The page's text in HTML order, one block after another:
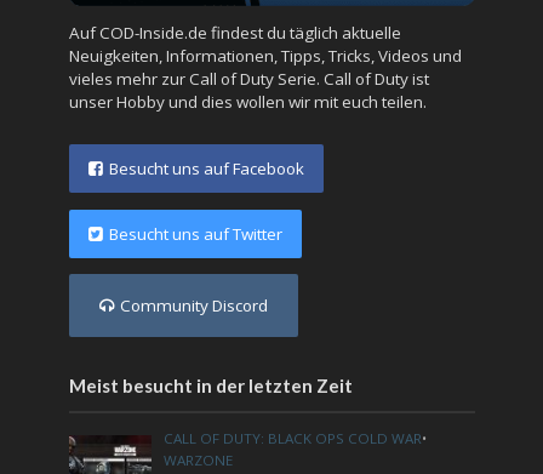
Auf COD-Inside.de findest du täglich aktuelle
Neuigkeiten, Informationen, Tipps, Tricks, Videos und
vieles mehr zur Call of Duty Serie. Call of Duty ist
unser Hobby und dies wollen wir mit euch teilen.
Besucht uns auf Facebook
Besucht uns auf Twitter
Community Discord
Meist besucht in der letzten Zeit
CALL OF DUTY: BLACK OPS COLD WAR•
WARZONE